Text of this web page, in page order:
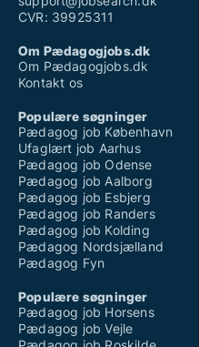
CVR: 39925311
Om Pædagogjobs.dk
Om Pædagogjobs.dk
Kontakt os
Populære søgninger
Pædagog job København
Ufaglært job Aarhus
Pædagog job Odense
Pædagog job Aalborg
Pædagog job Esbjerg
Pædagog job Randers
Pædagog job Kolding
Pædagog Nordsjælland
Pædagog Fyn
Populære søgninger
Pædagog job Horsens
Pædagog job Vejle